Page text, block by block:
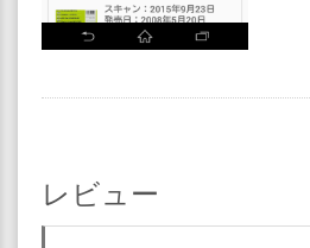
レビュー